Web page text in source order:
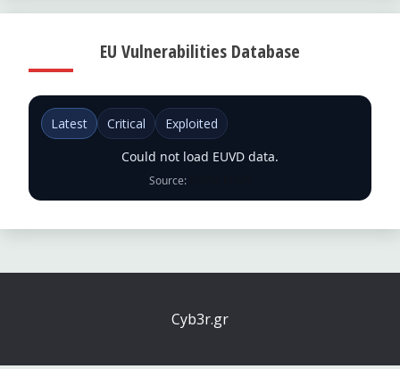
EU Vulnerabilities Database
Latest Critical
Exploited
Could not load EUVD data.
Source:
Cyb3r.gr